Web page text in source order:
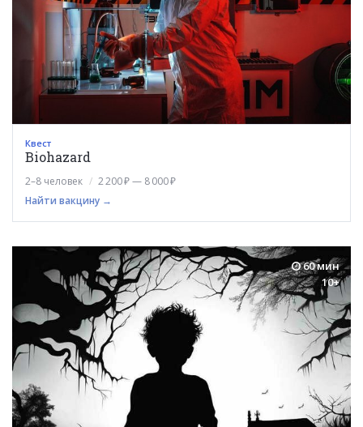
Квест
Biohazard
2–8 человек
2 200 ₽ — 8 000 ₽
Найти вакцину →
60 мин
10+